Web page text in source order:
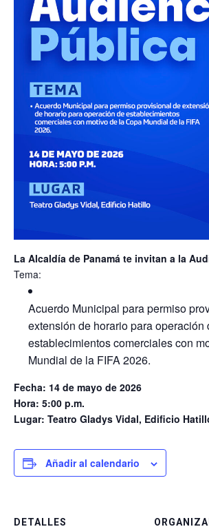
La Alcaldía de Panamá te invitan a la
Tema:
Acuerdo Municipal para permiso
extensión de horario para operación
establecimientos comerciales con
Mundial de la FIFA 2026.
Fecha: 14 de mayo de 2026
Hora: 5:00 p.m.
Lugar: Teatro Gladys Vidal, Edificio
Añadir al calendario
DETALLES